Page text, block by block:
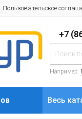
Пользовательское
+7
Например:
Весь